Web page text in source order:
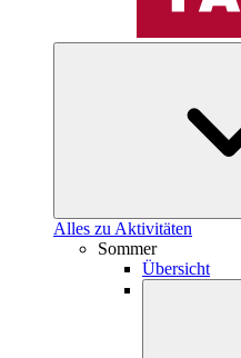
Alles zu Aktivitäten
Sommer
Übersicht